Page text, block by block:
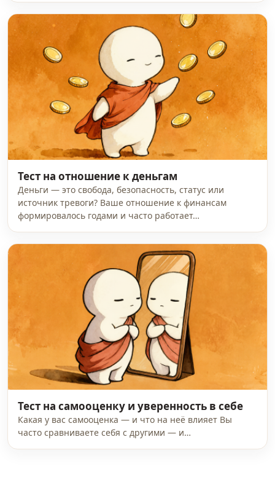
Тест на отношение к деньгам
Деньги — это свобода, безопасность, статус или
источник тревоги? Ваше отношение к финансам
формировалось годами и часто работает…
Тест на самооценку и уверенность в себе
Какая у вас самооценка — и что на неё влияет Вы
часто сравниваете себя с другими — и…